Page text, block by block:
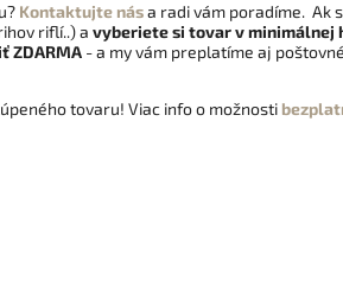
Kontaktujte nása radi vám poradíme. Ak
riflí..) a vyberiete si tovar v minimálnej
ZDARMA - a my vám preplatíme aj
tovaru! Viac info o možnosti